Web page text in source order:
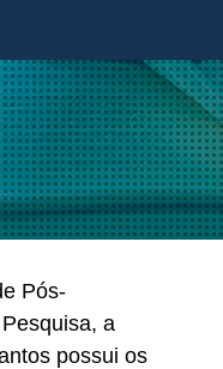
Pós-
a
possui os